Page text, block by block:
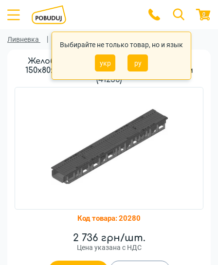
Выбирайте не только товар, но и язык
укр ру
0
Ливневка
Желоб HAURATON Recyfix Standard 100
150х80х1000 тип 80 РР-РЕSW 6мм C250 1м
(41236)
Код товара:20280
2 736 грн/шт.
Цена указана с НДС